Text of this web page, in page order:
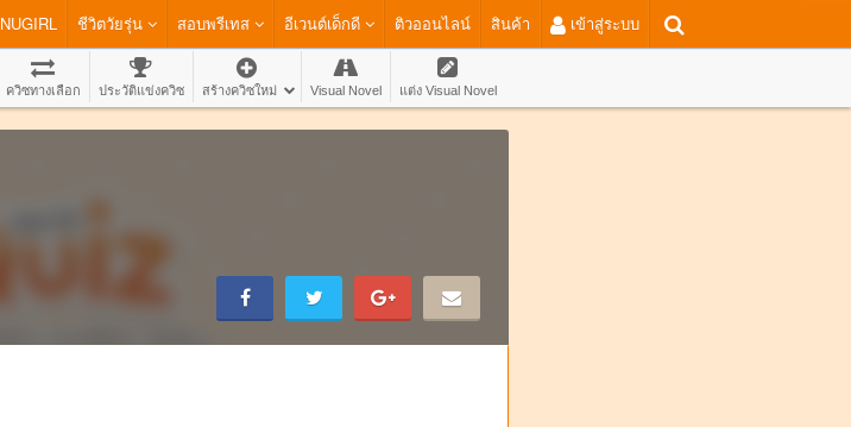
NUGIRL ชีวิตวัยรุ่น สอบพรีเทส อีเวนต์เด็กดี ติวออนไลน์ สินค้า เข้าสู่ระบบ
ควิซทางเลือก ประวัติแข่งควิซ สร้างควิซใหม่ Visual Novel แต่ง Visual Novel